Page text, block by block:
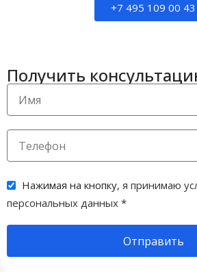
+7 495 109 00 43
Получить
Нажимая на кнопку, я принимаю
персональных данных *
Отправить